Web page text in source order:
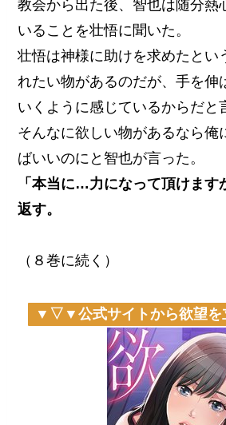
教会から出た後、智也は随分熱
いることを壮悟に聞いた。
壮悟は神様に助けを求めたとい
れたい物があるのだが、手を伸
いくように感じているからだと
そんなに欲しい物があるなら俺
ばいいのにと智也が言った。
「本当に…力になって頂けます
返す。
（８巻に続く）
▼▽▼公式サイトから欲望